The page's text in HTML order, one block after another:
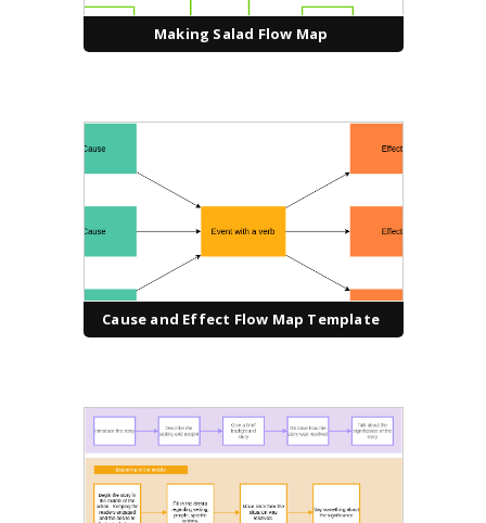
Making Salad Flow Map
Cause and Effect Flow Map Template